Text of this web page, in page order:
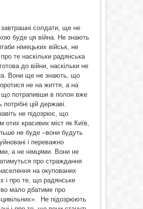
солдати, ще не
буде ця війна. Не знають
німецьких військ, не
те наскільки радянська
до війни, наскільки не
Вони ще не знають, що
не на життя, а на
що потрапивши в полон вже
цій державі.
не підозрює, що
отих красивих міст як Київ,
не буде –вони будуть
і переважно
а не німцями. Вони не
про страждання
на окупованих
і про те, що радянське
мало дбатиме про
Не підозрюють